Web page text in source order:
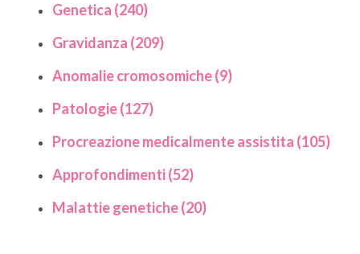
Genetica (240)
Gravidanza (209)
Anomalie cromosomiche (9)
Patologie (127)
Procreazione medicalmente assistita (105)
Approfondimenti (52)
Malattie genetiche (20)